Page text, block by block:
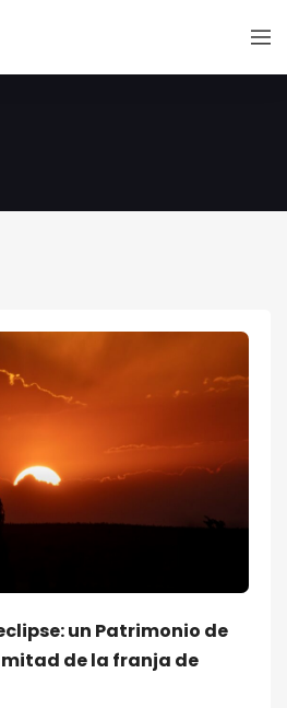
un Patrimonio de
de la franja de